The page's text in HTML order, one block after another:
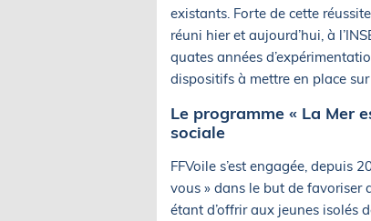
existants. Forte de cette
réuni hier et aujourd’hui, à
quates années
dispositifs à mettre en place
Le programme « La Mer
sociale
FFVoile s’est engagée, depuis
vous » dans le but de favoriser
étant d’offrir aux jeunes isolés